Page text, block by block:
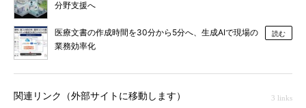
分野支援へ
医療文書の作成時間を30分から5分へ、生成AIで現場の
業務効率化
読む
関連リンク（外部サイトに移動します） 3 links